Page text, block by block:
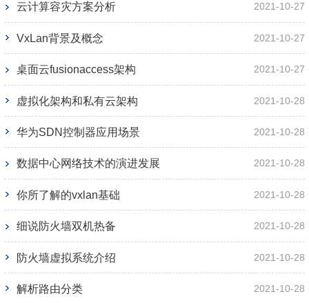
云计算容灾方案分析 2021-10-27
VxLan背景及概念 2021-10-27
桌面云fusionaccess架构 2021-10-27
虚拟化架构和私有云架构 2021-10-28
华为SDN控制器应用场景 2021-10-28
数据中心网络技术的演进发展 2021-10-28
你所了解的vxlan基础 2021-10-28
细说防火墙双机热备 2021-10-28
防火墙虚拟系统介绍 2021-10-28
解析路由分类 2021-10-28